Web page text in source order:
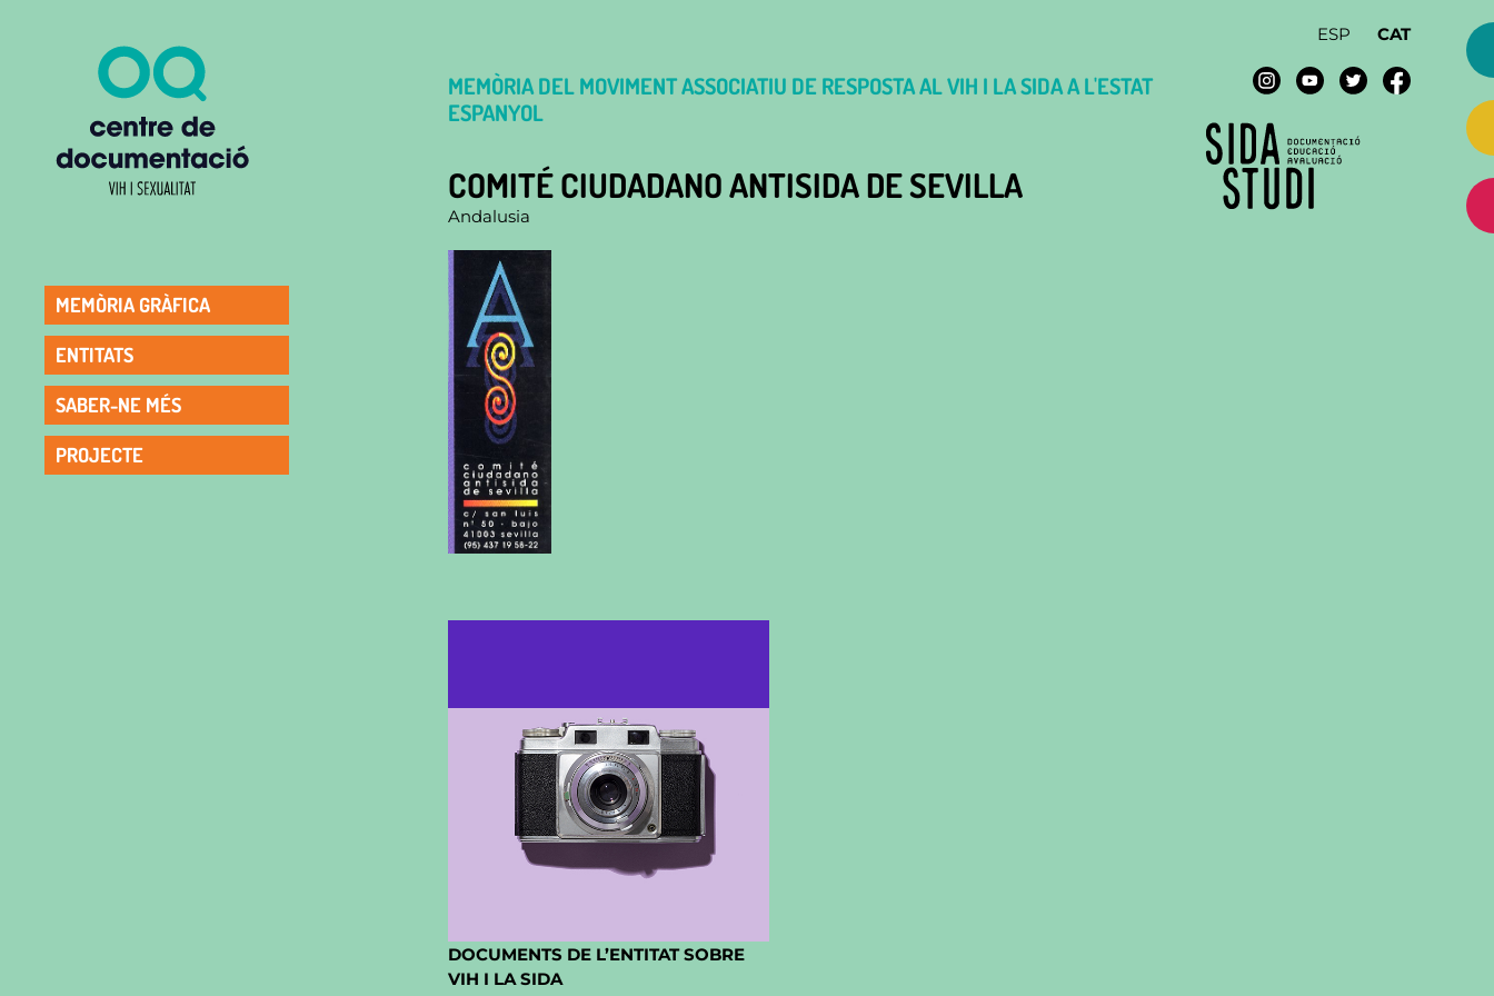
MEMÒRIA GRÀFICA
ENTITATS
SABER-NE MÉS
PROJECTE
ESP CAT
MEMÒRIA DEL MOVIMENT ASSOCIATIU DE RESPOSTA AL VIH I LA SIDA A L'ESTAT
ESPANYOL
COMITÉ CIUDADANO ANTISIDA DE SEVILLA
Andalusia
DOCUMENTS DE L’ENTITAT SOBRE
VIH I LA SIDA